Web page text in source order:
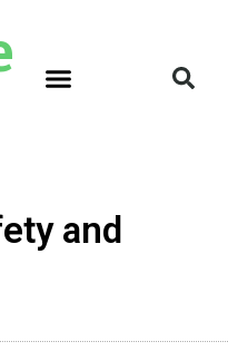
and